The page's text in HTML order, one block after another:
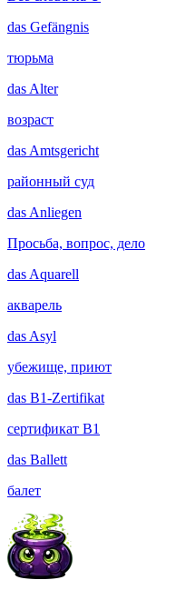
das Gefängnis
тюрьма
das Alter
возраст
das Amtsgericht
районный суд
das Anliegen
Просьба, вопрос, дело
das Aquarell
акварель
das Asyl
убежище, приют
das B1-Zertifikat
сертификат B1
das Ballett
балет